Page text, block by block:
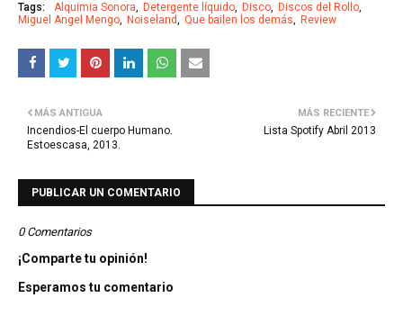
Tags: Alquimia Sonora Detergente líquido Disco
Discos del Rollo
Miguel Angel Mengo
Noiseland Que bailen los demás Review
MÁS RECIENTE
Lista Spotify Abril 2013
MÁS ANTIGUA
Incendios-El cuerpo Humano.
Estoescasa, 2013.
PUBLICAR UN COMENTARIO
0 Comentarios
¡Comparte tu opinión!
Esperamos tu comentario